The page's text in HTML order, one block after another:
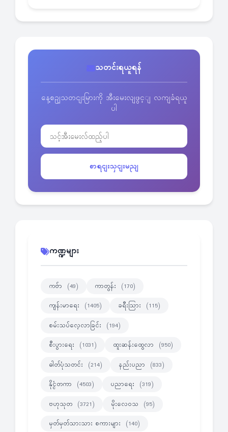
သတင်းရယူရန်
နေ့စဥျသတငျးမြားကို အီးမေးလျဖွင့ျ လကျခံရယူ
ပါ
စာရငျးသှငျးမညျ
ကဏ္ဍများ
ကဗ်ာ (49) ကာတွန်း (170)
ကျန်းမာရေး (1405) ခရီးသြား (115)
စမ်းသပ်လေ့လာခြင်း (194)
စီးပွားရေး (1031) ထူးဆန်းထွေလာ (950)
ဓါတ်ပုံသတင်း (214) နည်းပညာ (833)
နိုင္ငံတကာ (4503) ပညာရေး (319)
ဗဟုသုတ (3721) မိုးလေဝသ (95)
မှတ်မှတ်သားသား စကားများ (140)